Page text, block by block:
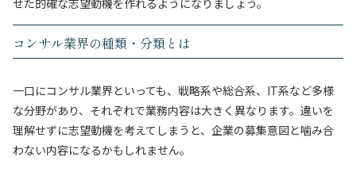
せた的確な志望動機を作れるようになりましょう。
コンサル業界の種類・分類とは
一口にコンサル業界といっても、戦略系や総合系、IT系など多様
な分野があり、それぞれで業務内容は大きく異なります。違いを
理解せずに志望動機を考えてしまうと、企業の募集意図と噛み合
わない内容になるかもしれません。